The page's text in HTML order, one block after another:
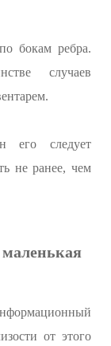
бокам ребра.
случаев
его следует
не ранее, чем
от этого